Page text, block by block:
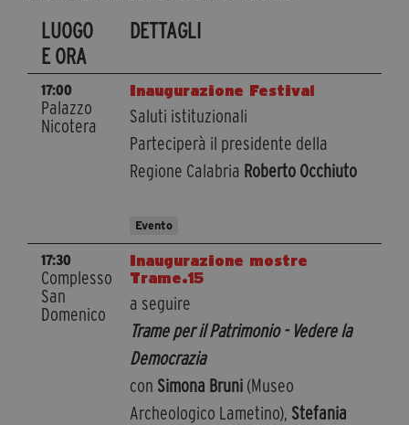
Archivio Storico
Contatti
segreteria@tramefestival.it
info@tramefestival.it
LUOGO
E ORA
DETTAGLI
17:00
Palazzo
Nicotera
Inaugurazione Festival
Saluti istituzionali
Parteciperà il presidente della
Regione Calabria Roberto Occhiuto
Evento
17:30
Complesso
San
Domenico
Inaugurazione mostre
Trame.15
a seguire
Trame per il Patrimonio - Vedere la
Democrazia
con Simona Bruni (Museo
Archeologico Lametino), Stefania